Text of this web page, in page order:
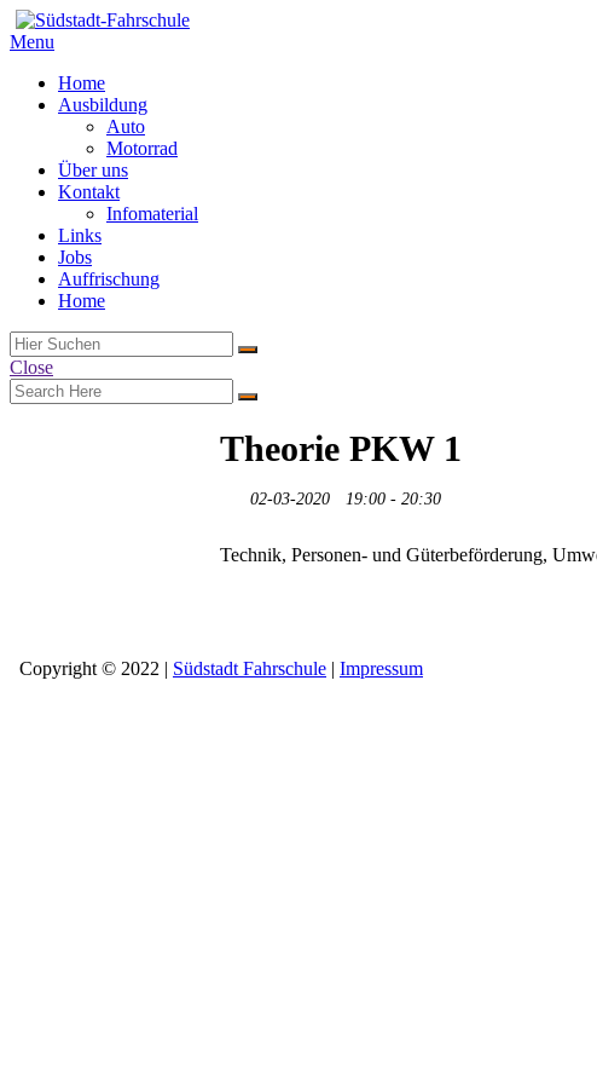
Menu
Home
Ausbildung
Auto
Motorrad
Über uns
Kontakt
Infomaterial
Links
Jobs
Auffrischung
Home
Close
Theorie PKW 1
02-03-2020 19:00 - 20:30
Technik, Personen- und Güterbeförderung,
Copyright © 2022 | Südstadt Fahrschule | Impressum